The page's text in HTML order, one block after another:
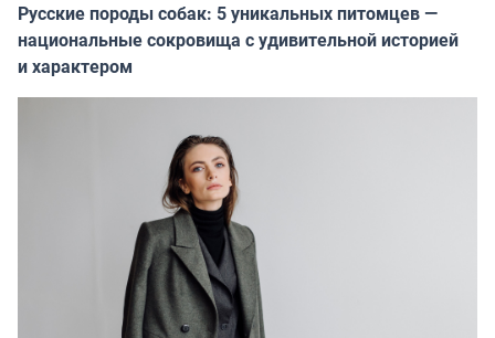
Русские породы собак: 5 уникальных питомцев —
национальные сокровища с удивительной историей
и характером